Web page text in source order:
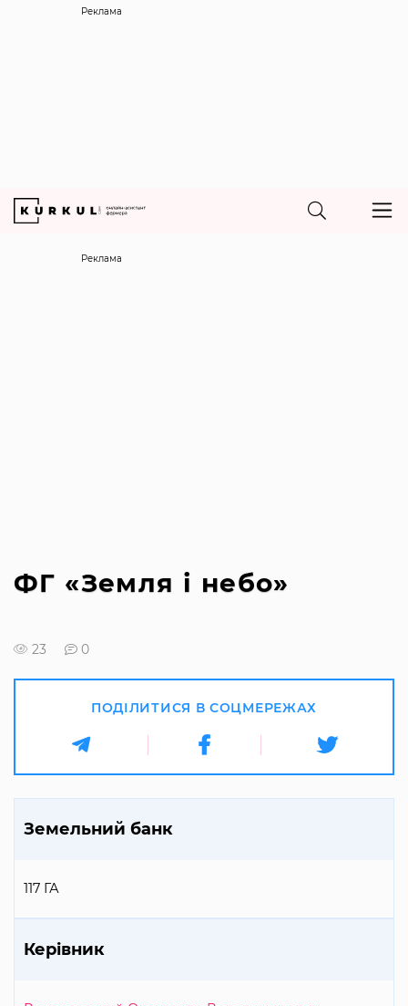
Реклама
ФГ «Земля і небо»
23 0
ПОДІЛИТИСЯ В СОЦМЕРЕЖАХ
Земельний банк
117 ГА
Керівник
Реклама